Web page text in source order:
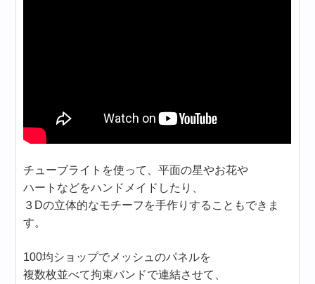
チューブライトを使って、平面の星やお花や
ハートなどをハンドメイドしたり、
３Dの立体的なモチーフを手作りすることもできま
す。
100均ショップでメッシュのパネルを
複数枚並べて拘束バンドで連結させて、